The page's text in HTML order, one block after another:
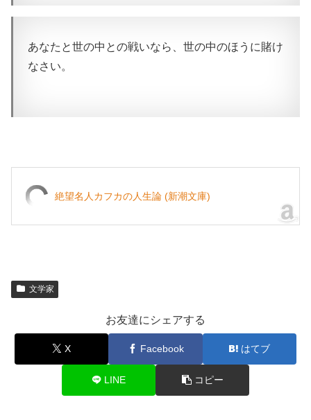
あなたと世の中との戦いなら、世の中のほうに賭け
なさい。
絶望名人カフカの人生論 (新潮文庫)
文学家
お友達にシェアする
X Facebook はてブ
LINE コピー